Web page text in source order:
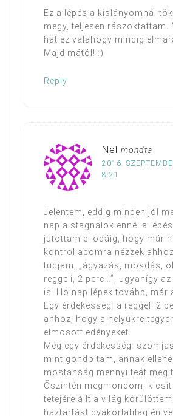
Ez a lépés a kislányomnál
megy, teljesen rászoktattam.
hát ez valahogy mindig
Majd mától! :)
Reply
Nel mondta
2016.
8:21
Jelentem, eddig minden jól
napja stagnálok ennél a
jutottam el odáig, hogy már
kontrollapomra nézzek
tudjam, „ágyazás, mosdás,
reggeli, 2 perc…”, ugyanígy
is. Holnap lépek tovább, már
Egy érdekesség: a reggeli 2
ahhoz, hogy a helyükre
elmosott edényeket.
Még egy érdekesség:
mint gondoltam, annak
mostanság mennyi teát
Őszintén megmondom, kicsit
tetejére állt a világ
háztartást gyakorlatilag én